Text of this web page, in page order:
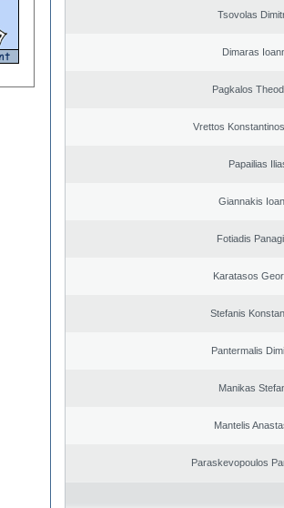
Tsovolas
Dimaras
Pagkalos
Vrettos
Papailias
Giannakis
Fotiadis
Karatasos
Stefanis
Pantermalis
Manikas
Mantelis
Paraskevopoulos